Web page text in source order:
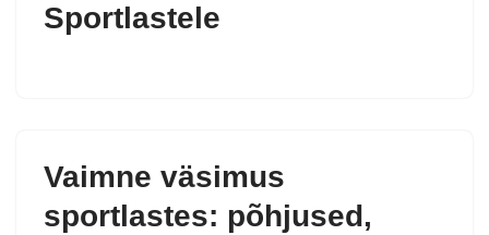
Sportlastele
Vaimne väsimus
sportlastes: põhjused,